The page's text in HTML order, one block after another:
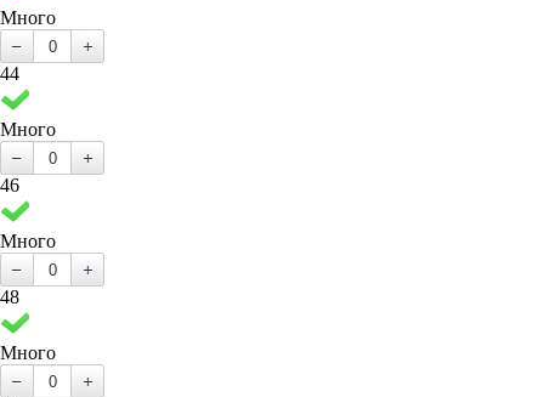
Много
44
Много
46
Много
48
Много